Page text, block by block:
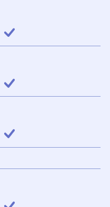
inbegrepen
knop openen
inbegrepen
openen
inbegrepen
openen